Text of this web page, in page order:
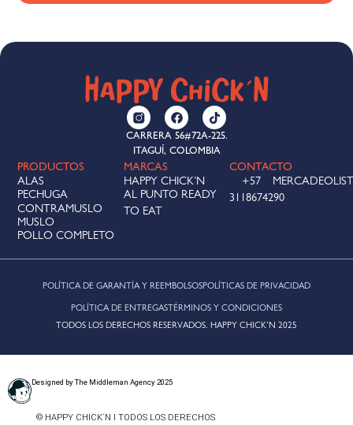
CARRERA 56#72A-225.
ITAGUÍ, COLOMBIA
PRODUCTOS
ALAS
PECHUGA
CONTRAMUSLO
MUSLO
POLLO COMPLETO
MARCAS
HAPPY CHICK’N
AL PUNTO READY
TO EAT
CONTACTO
+57
3118674290
TODOS LOS DERECHOS RESERVADOS. HAPPY CHICK’N 2025
POLÍTICA DE GARANTÍA Y REEMBOLSOSPOLÍTICAS DE PRIVACIDAD
POLÍTICA DE ENTREGAS TÉRMINOS Y CONDICIONES
Designed by The Middleman Agency 2025
© HAPPY CHICK´N I TODOS LOS DERECHOS